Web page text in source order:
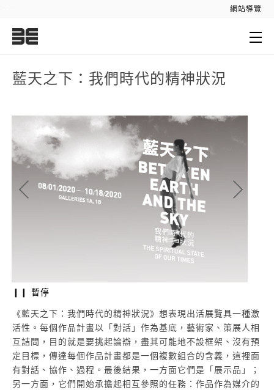
網站導覽
藍天之下：我們時代的精神狀況
❙❙ 暫停
《藍天之下：我們時代的精神狀況》想表現出活展覽具一種激
活性。每個作品計畫以「對話」作為基底，藝術家、策展人相
互詰問，目的就是要挑起論辯，盡其可能地不設框架、沒有預
定目標，傳達每個作品計畫都是一個複數組合的含義，這裡面
有對話、協作、過程。最後結果，一方面它們是「展示品」；
另一方面，它們開始承擔起相互參照的任務：作品作為媒介的